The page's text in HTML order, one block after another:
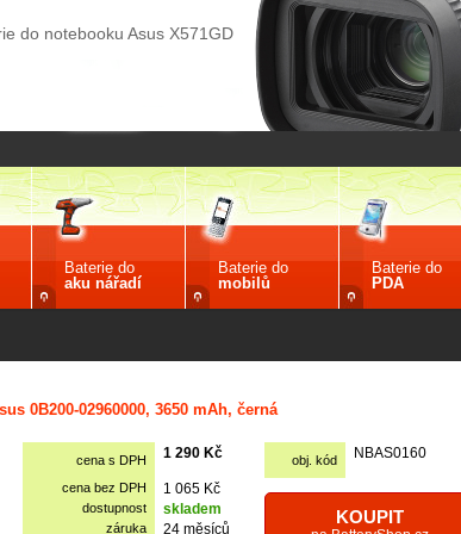
do notebooku Asus X571GD
Baterie do
aku nářadí
Baterie do
mobilů
Baterie do
PDA
0B200-02960000, 3650 mAh, černá
cena s DPH 1 290 Kč obj. kód NBAS0160
cena bez DPH 1 065 Kč
KOUPIT
dostupnost skladem
záruka 24 měsíců